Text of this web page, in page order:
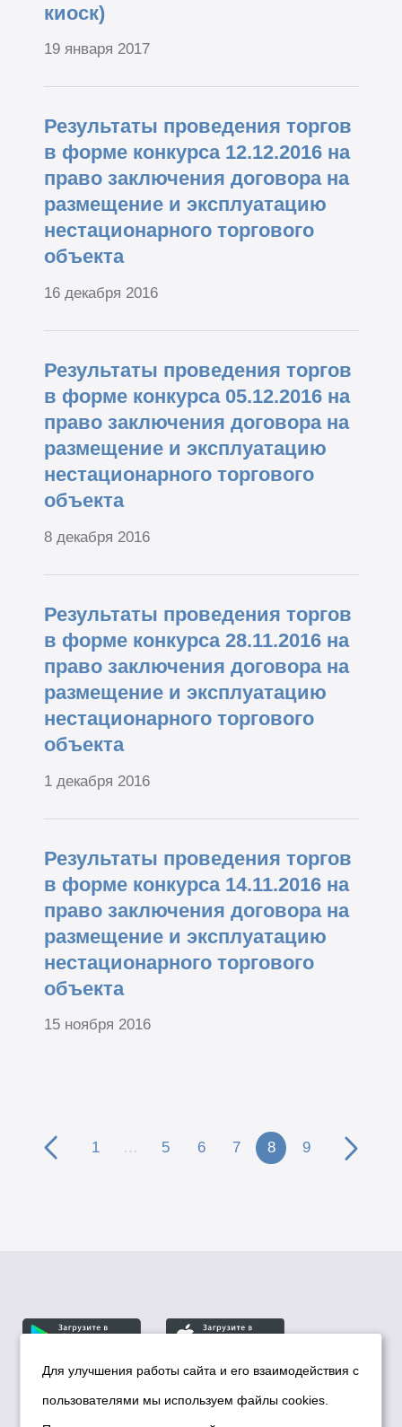
киоск)
19 января 2017
Результаты проведения торгов
в форме конкурса 12.12.2016 на
право заключения договора на
размещение и эксплуатацию
нестационарного торгового
объекта
16 декабря 2016
Результаты проведения торгов
в форме конкурса 05.12.2016 на
право заключения договора на
размещение и эксплуатацию
нестационарного торгового
объекта
8 декабря 2016
Результаты проведения торгов
в форме конкурса 28.11.2016 на
право заключения договора на
размещение и эксплуатацию
нестационарного торгового
объекта
1 декабря 2016
Результаты проведения торгов
в форме конкурса 14.11.2016 на
право заключения договора на
размещение и эксплуатацию
нестационарного торгового
объекта
15 ноября 2016
1 … 5 6 7 8 9
© Департамент информационной политики мэрии
города Новосибирска, 2026
Для улучшения работы сайта и его взаимодействия с
пользователями мы используем файлы cookies.